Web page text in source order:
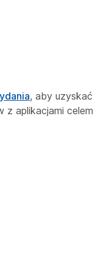
, aby uzyskać
z aplikacjami celem